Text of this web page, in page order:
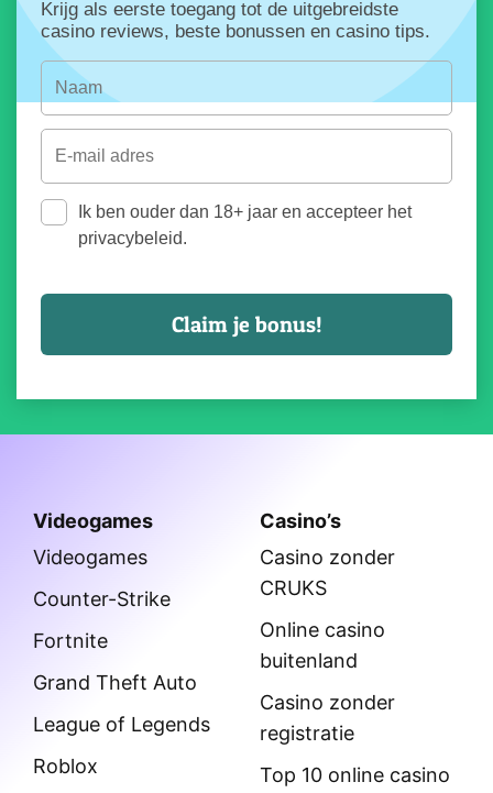
Krijg als eerste toegang tot de uitgebreidste
casino reviews, beste bonussen en casino tips.
Ik ben ouder dan 18+ jaar en accepteer het
privacybeleid.
Videogames
Videogames
Counter-Strike
Fortnite
Grand Theft Auto
League of Legends
Roblox
Casino’s
Casino zonder
CRUKS
Online casino
buitenland
Casino zonder
registratie
Top 10 online casino